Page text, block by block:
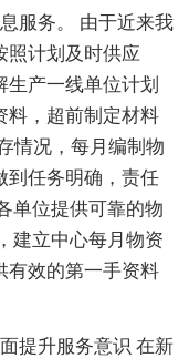
服务。 由于近来我
照计划及时供应
产一线单位计划
料，超前制定材料
情况，每月编制物
到任务明确，责任
单位提供可靠的物
建立中心每月物资
有效的第一手资料
提升服务意识 在新